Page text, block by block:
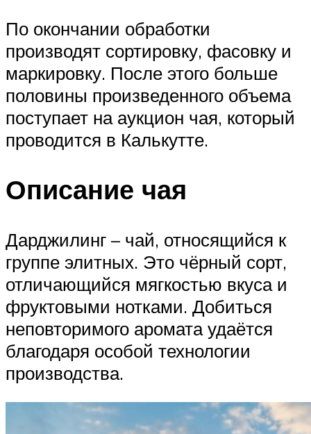
По окончании обработки
производят сортировку, фасовку и
маркировку. После этого больше
половины произведенного объема
поступает на аукцион чая, который
проводится в Калькутте.
Описание чая
Дарджилинг – чай, относящийся к
группе элитных. Это чёрный сорт,
отличающийся мягкостью вкуса и
фруктовыми нотками. Добиться
неповторимого аромата удаётся
благодаря особой технологии
производства.